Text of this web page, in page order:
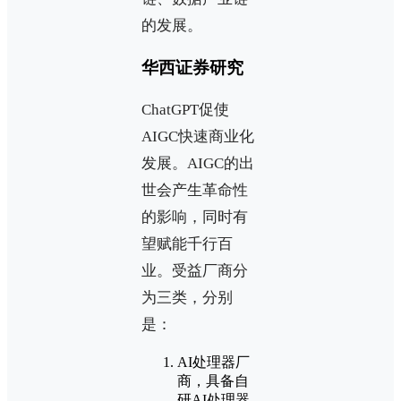
的发展。
华西证券研究
ChatGPT促使
AIGC快速商业化
发展。AIGC的出
世会产生革命性
的影响，同时有
望赋能千行百
业。受益厂商分
为三类，分别
是：
AI处理器厂
商，具备自